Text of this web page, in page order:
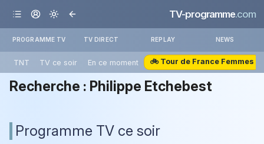
TV-programme.com
PROGRAMME TV TV DIRECT REPLAY NEWS
TNT TV ce soir En ce moment 🚲 Tour de France Femmes
Recherche : Philippe Etchebest
Programme TV ce soir